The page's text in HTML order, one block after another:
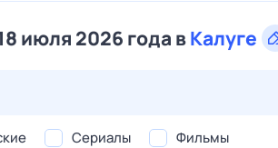
июля 2026 года вКалуге
Сериалы Фильмы